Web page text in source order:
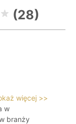
(28)
więcej >>
w
branży